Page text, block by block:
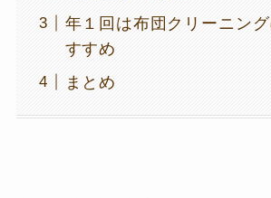
年１回は布団クリーニン
すすめ
まとめ